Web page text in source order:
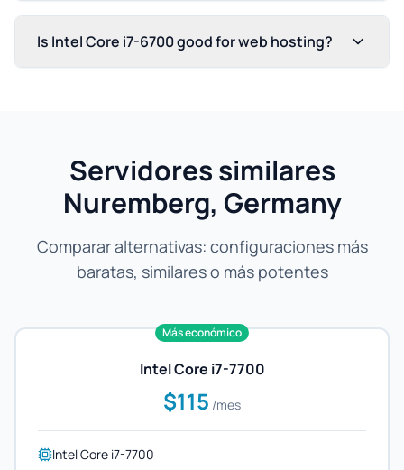
Is Intel Core i7-6700 good for web hosting?
Servidores similares
Nuremberg, Germany
Comparar alternativas: configuraciones más
baratas, similares o más potentes
Más económico
Intel Core i7-7700
$115 /mes
Intel Core i7-7700